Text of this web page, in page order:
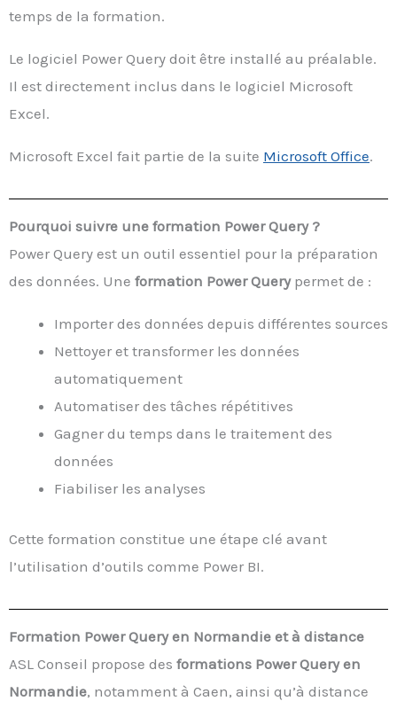
temps de la formation.
Le logiciel Power Query doit être installé au préalable.
Il est directement inclus dans le logiciel Microsoft
Excel.
Microsoft Excel fait partie de la suite Microsoft Office.
Pourquoi suivre une formation Power Query ?
Power Query est un outil essentiel pour la préparation
des données. Une formation Power Querypermet de :
Importer des données depuis différentes sources
Nettoyer et transformer les données
automatiquement
Automatiser des tâches répétitives
Gagner du temps dans le traitement des
données
Fiabiliser les analyses
Cette formation constitue une étape clé avant
l’utilisation d’outils comme Power BI.
Formation Power Query en Normandie et à distance
ASL Conseil propose des formations Power Query en
Normandie, notamment à Caen, ainsi qu’à distance